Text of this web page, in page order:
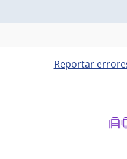
Reportar